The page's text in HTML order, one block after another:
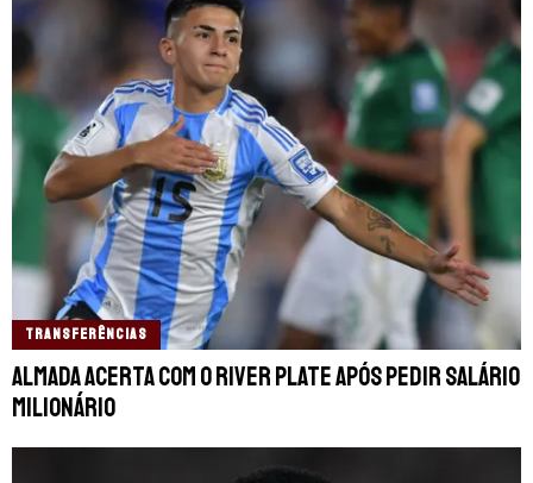
TRANSFERÊNCIAS
Almada acerta com o River Plate após pedir salário
milionário